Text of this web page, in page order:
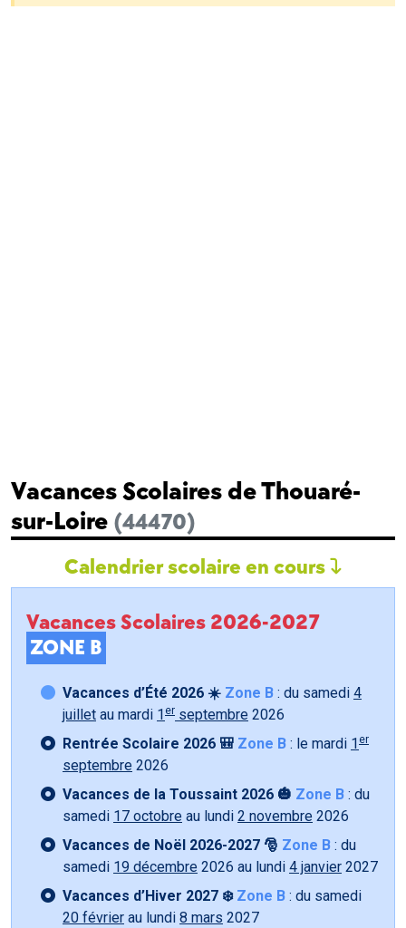
Vacances Scolaires de Thouaré-
sur-Loire (44470)
Calendrier scolaire en cours
Vacances Scolaires 2026-2027
ZONE B
Vacances d’Été 2026 ☀️ Zone B : du samedi 4
juillet au mardi 1 er septembre 2026
Rentrée Scolaire 2026 🎒 Zone B : le mardi 1 er
septembre 2026
Vacances de la Toussaint 2026 🎃 Zone B : du
samedi 17 octobre au lundi 2 novembre 2026
Vacances de Noël 2026-2027 🎅 Zone B : du
samedi 19 décembre 2026 au lundi 4 janvier 2027
Vacances d’Hiver 2027 ❄️ Zone B : du samedi
20 février au lundi 8 mars 2027